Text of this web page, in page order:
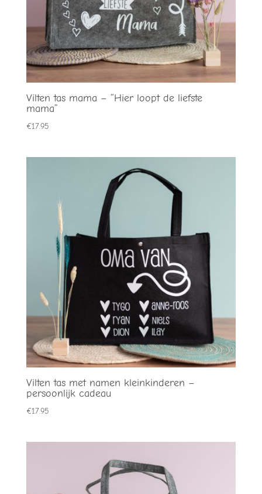
Vilten tas mama – “Hier loopt de liefste
mama”
€17.95
Vilten tas met namen kleinkinderen –
persoonlijk cadeau
€17.95